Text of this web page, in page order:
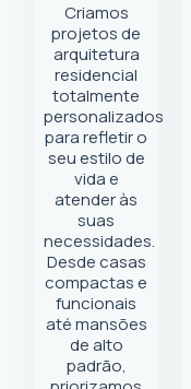
Criamos
projetos de
arquitetura
residencial
totalmente
personalizados
para refletir o
seu estilo de
vida e
atender às
suas
necessidades.
Desde casas
compactas e
funcionais
até mansões
de alto
padrão,